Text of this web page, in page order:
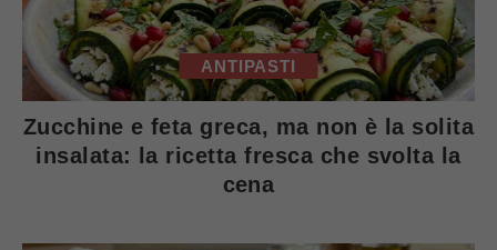
ANTIPASTI
Zucchine e feta greca, ma non è la solita
insalata: la ricetta fresca che svolta la
cena